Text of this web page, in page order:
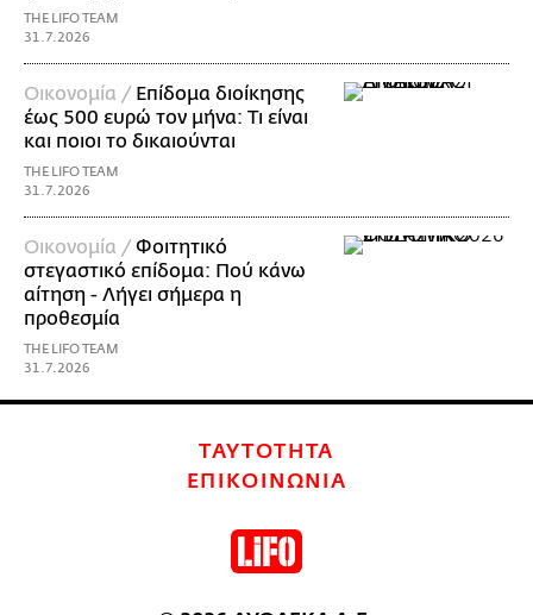
THE LIFO TEAM
31.7.2026
Οικονομία / Επίδομα διοίκησης
έως 500 ευρώ τον μήνα: Τι είναι
και ποιοι το δικαιούνται
THE LIFO TEAM
31.7.2026
Οικονομία /Φοιτητικό
στεγαστικό επίδομα: Πού κάνω
αίτηση - Λήγει σήμερα η
προθεσμία
THE LIFO TEAM
31.7.2026
ΤΑΥΤΟΤΗΤΑ
ΕΠΙΚΟΙΝΩΝΙΑ